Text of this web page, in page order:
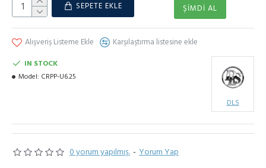
IN STOCK
Model: CRPP-U6.25
DLS
0 yorum yapılmış. - Yorum Yap
SEPETE EKLE ŞIMDI AL
Alışveriş Listeme Ekle Karşılaştırma listesine ekle